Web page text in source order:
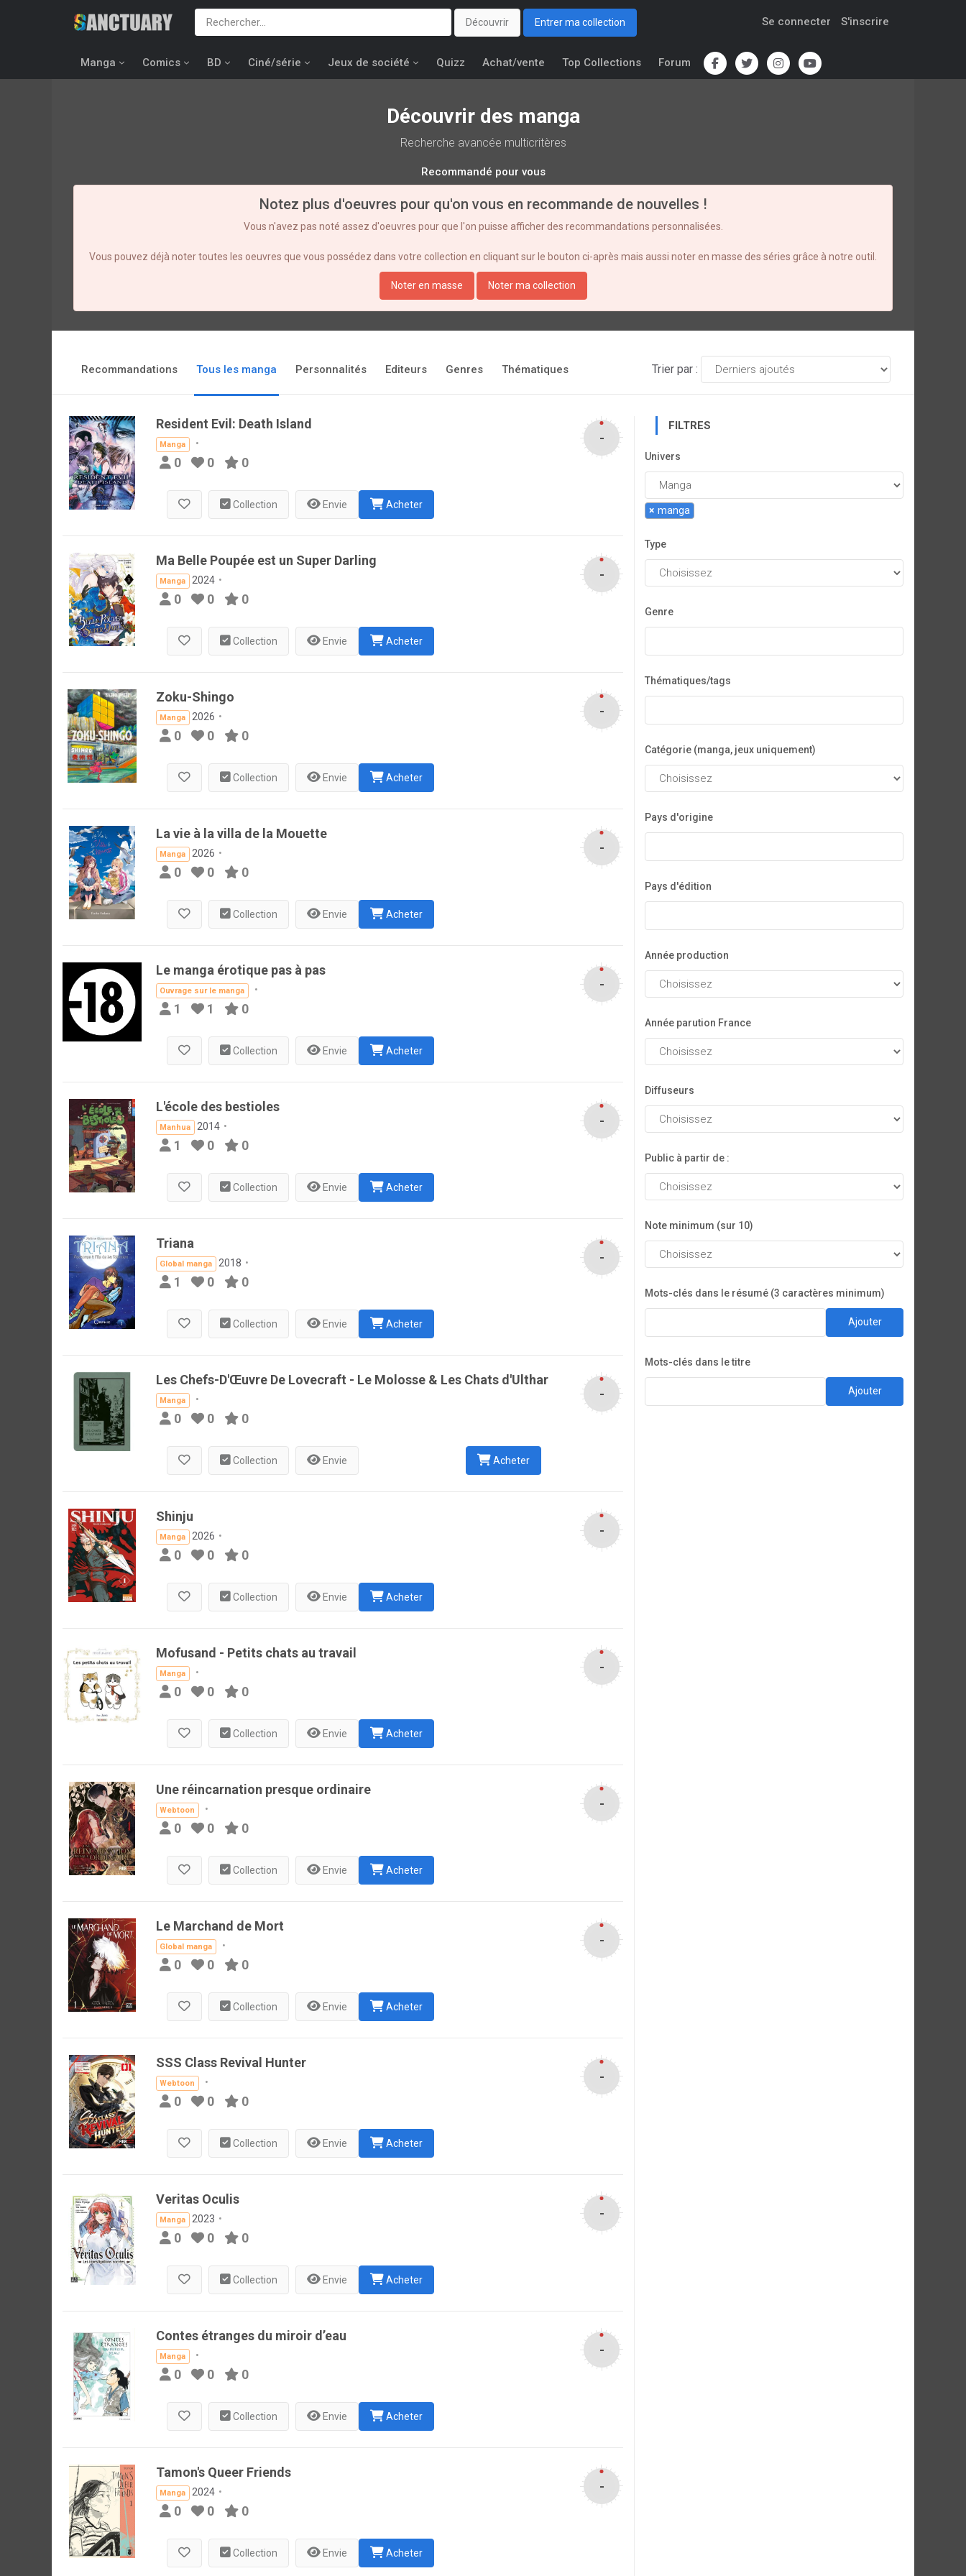
Découvrir Entrer ma collection Se connecter S'inscrire
Manga Comics BD Ciné/série Jeux de société Quizz Achat/vente Top Collections Forum
Découvrir des manga
Recherche avancée multicritères
Recommandé pour vous
Notez plus d'oeuvres pour qu'on vous en recommande de nouvelles !
Vous n'avez pas noté assez d'oeuvres pour que l'on puisse afficher des recommandations personnalisées.
Vous pouvez déjà noter toutes les oeuvres que vous possédez dans votre collection en cliquant sur le bouton ci-après mais aussi noter en masse des séries grâce à notre outil.
Noter en masse Noter ma collection
Recommandations Tous les manga Personnalités Editeurs Genres Thématiques Trier par :
-
Resident Evil: Death Island
Manga
0 0 0
Collection Envie Acheter
-
Ma Belle Poupée est un Super Darling
Manga 2024
0 0 0
Collection Envie Acheter
-
Zoku-Shingo
Manga 2026
0 0 0
Collection Envie Acheter
-
La vie à la villa de la Mouette
Manga 2026
0 0 0
Collection Envie Acheter
-
Le manga érotique pas à pas
Ouvrage sur le manga
1 1 0
Collection Envie Acheter
-
L'école des bestioles
Manhua 2014
1 0 0
Collection Envie Acheter
-
Triana
Global manga 2018
1 0 0
Collection Envie Acheter
-
Les Chefs-D'Œuvre De Lovecraft - Le Molosse & Les Chats d'Ulthar
Manga
0 0 0
Collection Envie Acheter
-
Shinju
Manga 2026
0 0 0
Collection Envie Acheter
-
Mofusand - Petits chats au travail
Manga
0 0 0
Collection Envie Acheter
-
Une réincarnation presque ordinaire
Webtoon
0 0 0
Collection Envie Acheter
-
Le Marchand de Mort
Global manga
0 0 0
Collection Envie Acheter
-
SSS Class Revival Hunter
Webtoon
0 0 0
Collection Envie Acheter
-
Veritas Oculis
Manga 2023
0 0 0
Collection Envie Acheter
-
Contes étranges du miroir d’eau
Manga
0 0 0
Collection Envie Acheter
-
Tamon's Queer Friends
Manga 2024
0 0 0
Collection Envie Acheter
FILTRES
Univers
× manga
Type
Genre
Thématiques/tags
Catégorie (manga, jeux uniquement)
Pays d'origine
Pays d'édition
Année production
Année parution France
Diffuseurs
Public à partir de :
Note minimum (sur 10)
Mots-clés dans le résumé (3 caractères minimum)
Ajouter
Mots-clés dans le titre
Ajouter